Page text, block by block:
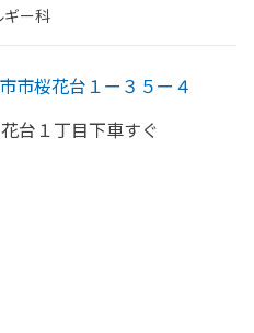
ギー科
市桜花台１ー３５ー４
台１丁目下車すぐ